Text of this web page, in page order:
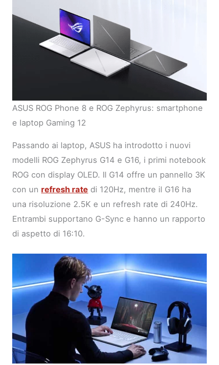
ASUS ROG Phone 8 e ROG Zephyrus: smartphone
e laptop Gaming 12
Passando ai laptop, ASUS ha introdotto i nuovi
modelli ROG Zephyrus G14 e G16, i primi notebook
ROG con display OLED. Il G14 offre un pannello 3K
con un refresh rate di 120Hz, mentre il G16 ha
una risoluzione 2.5K e un refresh rate di 240Hz.
Entrambi supportano G-Sync e hanno un rapporto
di aspetto di 16:10.